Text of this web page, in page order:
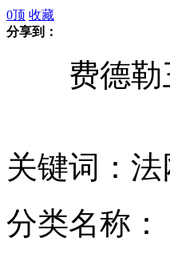
彭帅/谢淑薇2:0战胜对
张帅/诺尔2:0轻取美菲
费德勒三盘完胜法国名
0顶 收藏
分享到：
费德勒三
关键词：
分类名称：